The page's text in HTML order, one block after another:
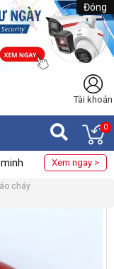
Đóng
Tài khoản
0
Xem ngay >
cháy